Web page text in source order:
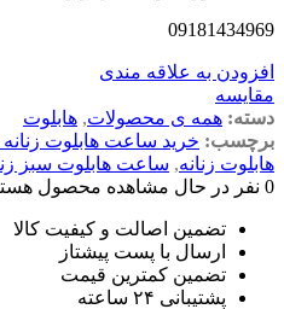
09181434969
افزودن به علاقه مندی
مقایسه
دسته: همه ی محصولات, هابلوت
برچسب: خرید ساعت هابلوت
هابلوت زنانه, ساعت هابلوت سبز
0 نفر در حال مشاهده محصول
تضمین اصالت و کیفیت کالا
ارسال با پست پیشتاز
تضمین کمترین قیمت
پشتیبانی ۲۴ ساعته